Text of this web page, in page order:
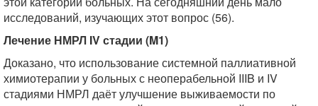
исследований, изучающих этот вопрос (56).
Лечение НМРЛ IV стадии (M1)
Доказано, что использование системной паллиативной
химиотерапии у больных с неоперабельной IIIB и IV
стадиями НМРЛ даёт улучшение выживаемости по